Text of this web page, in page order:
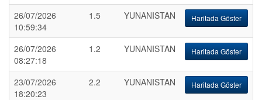
26/07/2026
10:59:34
1.5 YUNANISTAN Haritada Göster
26/07/2026
08:27:18
1.2 YUNANISTAN Haritada Göster
23/07/2026
18:20:23
2.2 YUNANISTAN Haritada Göster